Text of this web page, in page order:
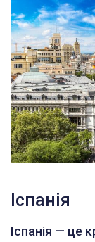
Іспанія
Іспанія — це